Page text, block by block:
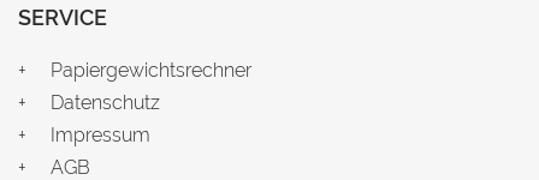
SERVICE
Papiergewichtsrechner
Datenschutz
Impressum
AGB